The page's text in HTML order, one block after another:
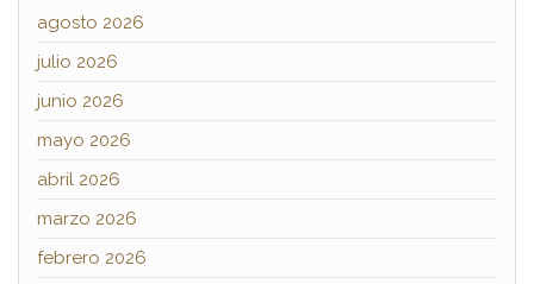
agosto 2026
julio 2026
junio 2026
mayo 2026
abril 2026
marzo 2026
febrero 2026